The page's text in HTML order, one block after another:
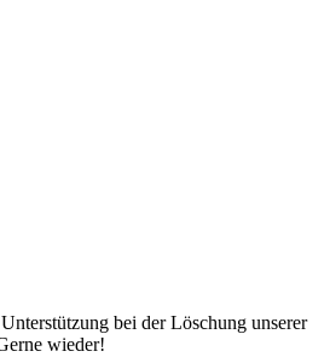
bei der Löschung unserer
wieder!